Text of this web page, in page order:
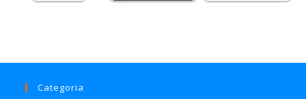
Categoria